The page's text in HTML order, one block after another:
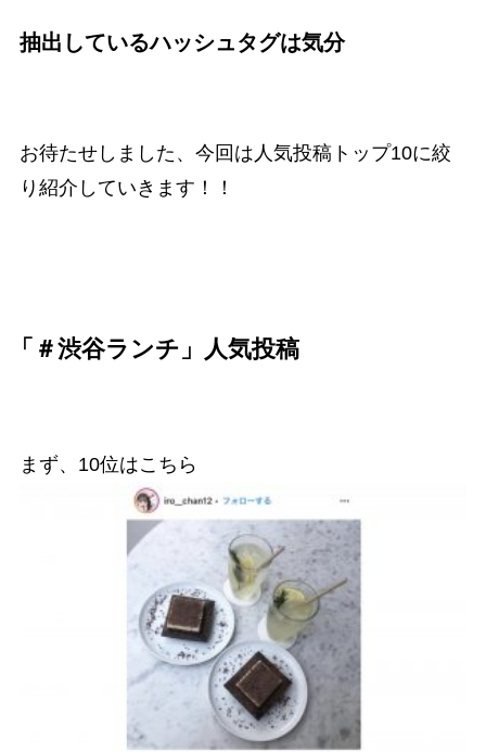
抽出しているハッシュタグは気分
お待たせしました、今回は人気投稿トップ10に絞
り紹介していきます！！
「＃渋谷ランチ」人気投稿
まず、10位はこちら